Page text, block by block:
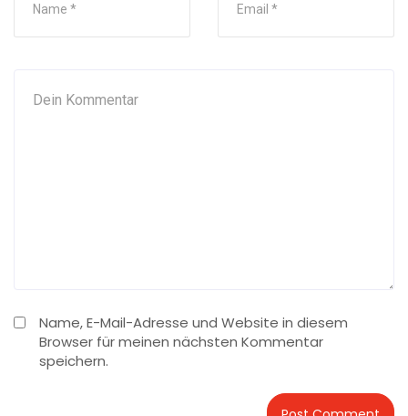
Name, E-Mail-Adresse und Website in diesem
Browser für meinen nächsten Kommentar
speichern.